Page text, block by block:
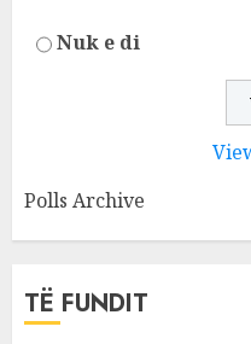
Nuk e di
Polls Archive
TË FUNDIT